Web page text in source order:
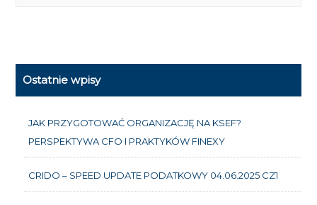
Ostatnie wpisy
JAK PRZYGOTOWAĆ ORGANIZACJĘ NA KSEF?
PERSPEKTYWA CFO I PRAKTYKÓW FINEXY
CRIDO – SPEED UPDATE PODATKOWY 04.06.2025 CZ1